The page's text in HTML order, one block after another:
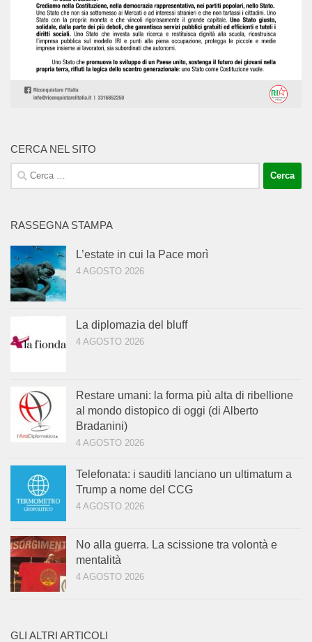
CERCA NEL SITO
Ricerca
per:
RASSEGNA STAMPA
L’estate in cui la Pace morì
4 AGOSTO 2026
La diplomazia del bluff
4 AGOSTO 2026
Restare umani: la forma più alta di ribellione
al mondo distopico di oggi (di Alberto
Bradanini)
4 AGOSTO 2026
Telefonata: i sauditi lanciano un ultimatum a
Trump a nome del CCG
4 AGOSTO 2026
No alla guerra. La scissione tra volontà e
mentalità
4 AGOSTO 2026
GLI ALTRI ARTICOLI